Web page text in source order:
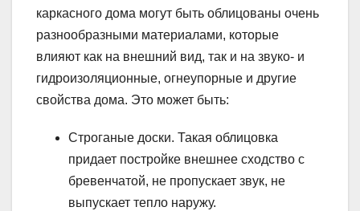
каркасного дома могут быть облицованы очень
разнообразными материалами, которые
влияют как на внешний вид, так и на звуко- и
гидроизоляционные, огнеупорные и другие
свойства дома. Это может быть:
Строганые доски. Такая облицовка
придает постройке внешнее сходство с
бревенчатой, не пропускает звук, не
выпускает тепло наружу.